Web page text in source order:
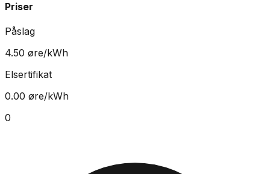
Priser
Påslag
4.50 øre/kWh
Elsertifikat
0.00 øre/kWh
0